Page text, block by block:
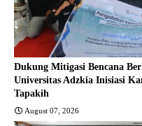
Dukung Mitigasi Bencana
Universitas Adzkia Inisiasi
Tapakih
August 07, 2026